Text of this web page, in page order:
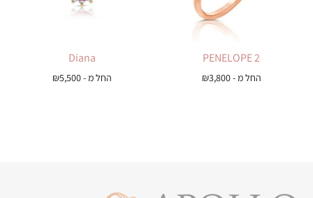
PENELOPE 2
החל מ - ₪3,800
Diana
החל מ - ₪5,500